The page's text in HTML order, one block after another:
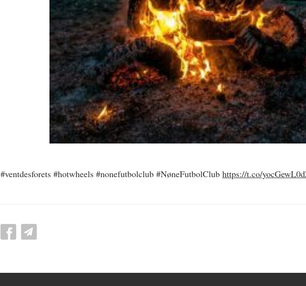
#ventdesforets #hotwheels #nonefutbolclub #NøneFutbolClub https://t.co/